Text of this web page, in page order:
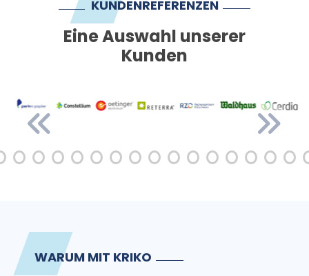
KUNDENREFERENZEN
Eine Auswahl unserer
Kunden
WARUM MIT KRIKO